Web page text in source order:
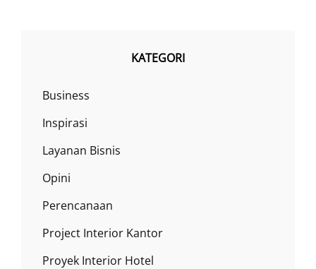
KATEGORI
Business
Inspirasi
Layanan Bisnis
Opini
Perencanaan
Project Interior Kantor
Proyek Interior Hotel